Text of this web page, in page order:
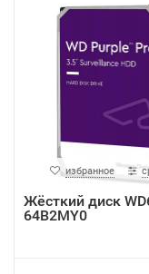
избранное
Жёсткий диск
64B2MY0